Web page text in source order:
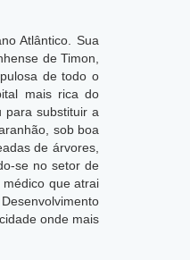
Atlântico. Sua
de Timon,
de todo o
mais rica do
para substituir a
sob boa
de árvores,
se no setor de
que atrai
onde mais